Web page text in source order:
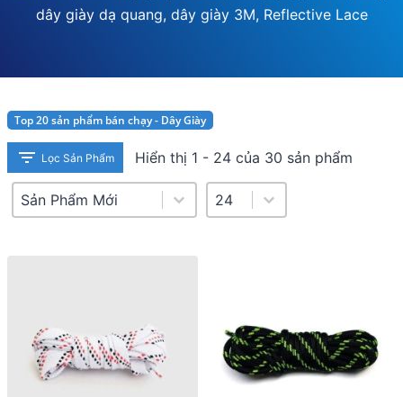
dây giày dạ quang, dây giày 3M, Reflective Lace
Top 20 sản phẩm bán chạy - Dây Giày
Lọc Sản Phẩm Hiển thị 1 - 24 của 30 sản phẩm
Product Sort
Sort content Select number per page
24
Select number per page